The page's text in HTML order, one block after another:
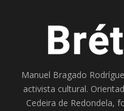
Manuel Bragado
activista cultural.
Cedeira de Redondela,